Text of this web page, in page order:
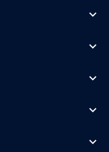
expand_more
expand_more
expand_more
expand_more
expand_more